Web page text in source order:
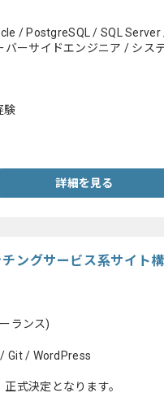
/ PostgreSQL / SQL Server
バーサイドエンジニア / シス
験
詳細を見る
ングサービス系サイト
ランス)
Git / WordPress
式決定となります。